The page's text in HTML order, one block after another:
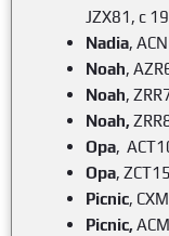
JZX81, c
Nadia,
Noah,
Noah,
Noah,
Opa,
Opa,
Picnic,
Picnic,